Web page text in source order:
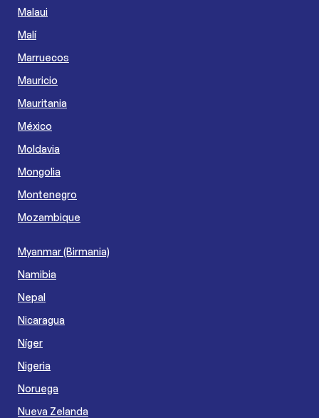
Malaui
Malí
Marruecos
Mauricio
Mauritania
México
Moldavia
Mongolia
Montenegro
Mozambique
Myanmar (Birmania)
Namibia
Nepal
Nicaragua
Níger
Nigeria
Noruega
Nueva Zelanda